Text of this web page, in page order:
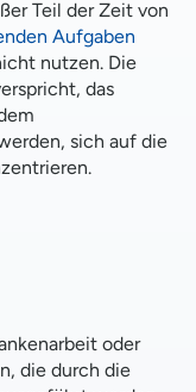
Teil der Zeit von
Aufgaben
nutzen. Die
das
sich auf die
oder
die durch die